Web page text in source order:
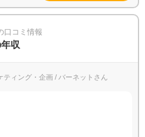
口コミ情報
収
ティング・企画 / バーネットさん